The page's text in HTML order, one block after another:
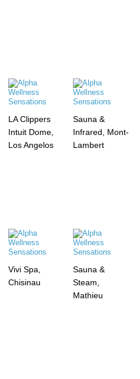
LA Clippers
Intuit Dome,
Los Angelos
Sauna &
Infrared, Mont-
Lambert
Vivi Spa,
Chisinau
Sauna &
Steam,
Mathieu